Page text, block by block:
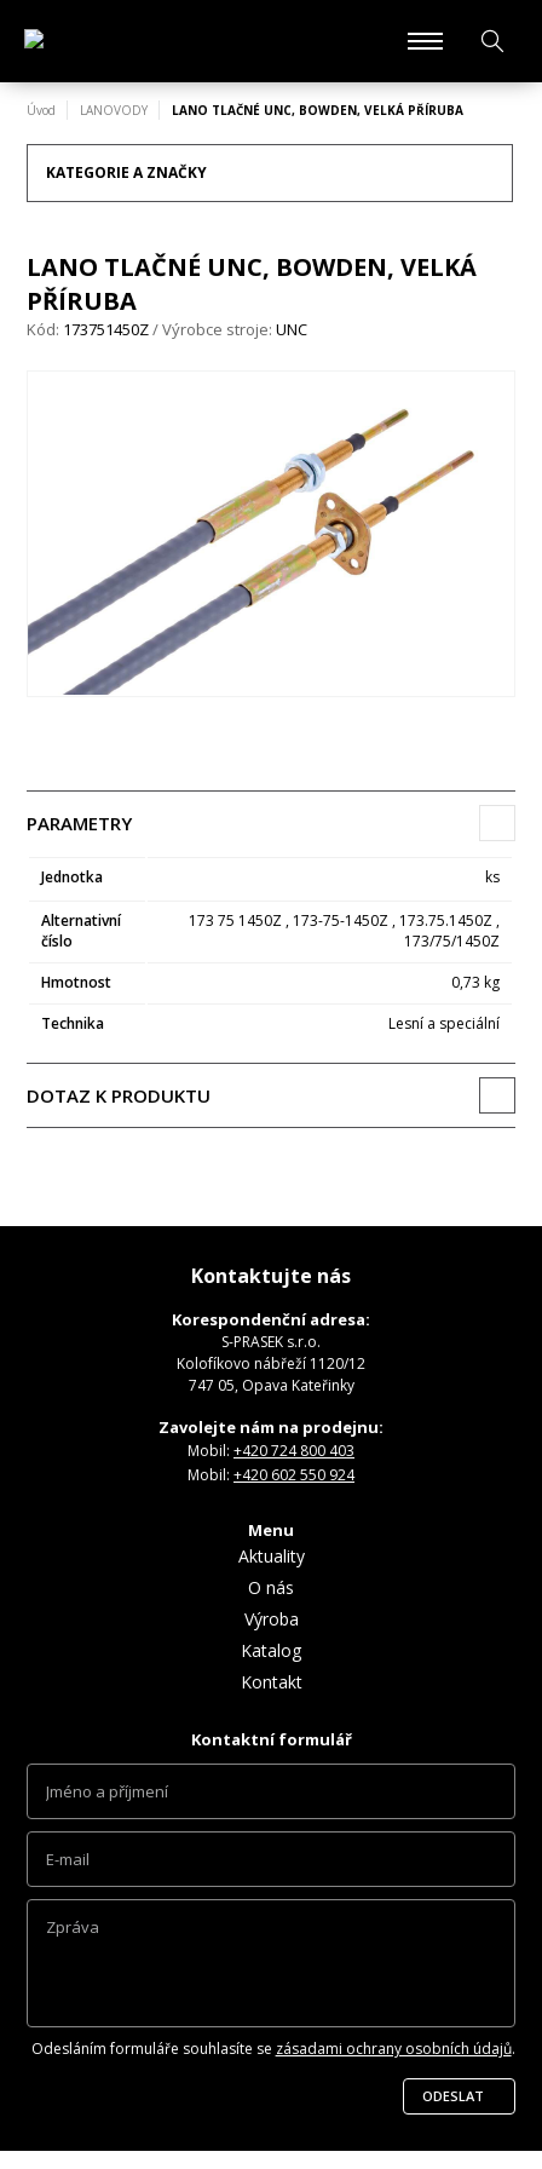
Úvod LANOVODY LANO TLAČNÉ UNC, BOWDEN, VELKÁ PŘÍRUBA
KATEGORIE A ZNAČKY
LANO TLAČNÉ UNC, BOWDEN, VELKÁ
PŘÍRUBA
Kód: 173751450Z/ Výrobce stroje:UNC
PARAMETRY
Jednotka ks
Alternativní
číslo
173 75 1450Z , 173-75-1450Z , 173.75.1450Z ,
173/75/1450Z
Hmotnost
0,73 kg
Technika
Lesní a speciální
DOTAZ K PRODUKTU
Kontaktujte nás
Korespondenční adresa:
S-PRASEK s.r.o.
Kolofíkovo nábřeží 1120/12
747 05, Opava Kateřinky
Zavolejte nám na prodejnu:
Mobil: +420 724 800 403
Mobil: +420 602 550 924
Menu
Aktuality
O nás
Výroba
Katalog
Kontakt
Kontaktní formulář
Odesláním formuláře souhlasíte se zásadami ochrany osobních údajů.
ODESLAT